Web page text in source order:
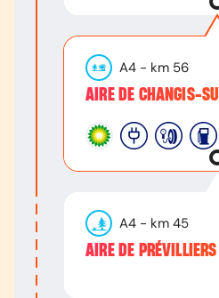
A4 - km 56
AIRE DE CHANGIS-
A4 - km 45
AIRE DE PRÉVILLIERS